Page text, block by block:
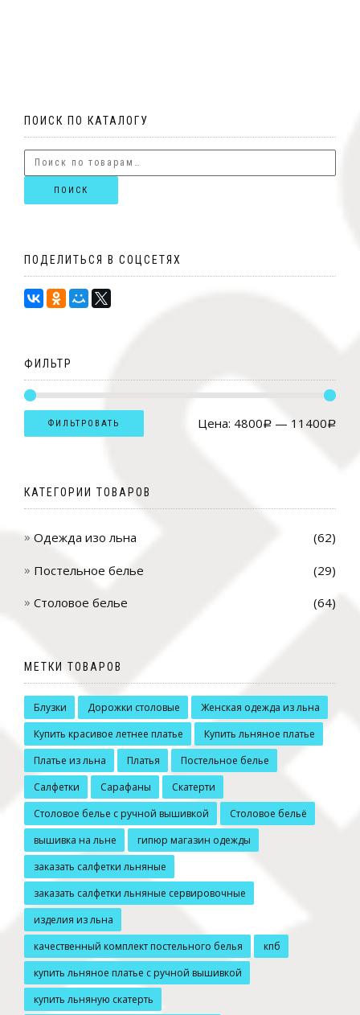
ПОИСК ПО КАТАЛОГУ
ПОИСК
ПОДЕЛИТЬСЯ В СОЦСЕТЯХ
ФИЛЬТР
ФИЛЬТРОВАТЬ Цена: 4800Р — 11400Р
КАТЕГОРИИ ТОВАРОВ
Одежда изо льна (62)
Постельное белье (29)
Столовое белье (64)
МЕТКИ ТОВАРОВ
Блузки Дорожки столовые
Женская одежда из льна
Купить красивое летнее платье
Купить льняное платье
Платье из льна
Платья
Постельное белье
Салфетки
Сарафаны
Скатерти
Столовое белье с ручной вышивкой
Столовое бельё
вышивка на льне
гипюр магазин одежды
заказать салфетки льняные
заказать салфетки льняные сервировочные
изделия из льна
качественный комплект постельного белья
кпб
купить льняное платье с ручной вышивкой
купить льняную скатерть